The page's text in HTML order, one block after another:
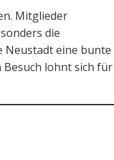
Mitglieder
die
Neustadt eine bunte
Besuch lohnt sich für